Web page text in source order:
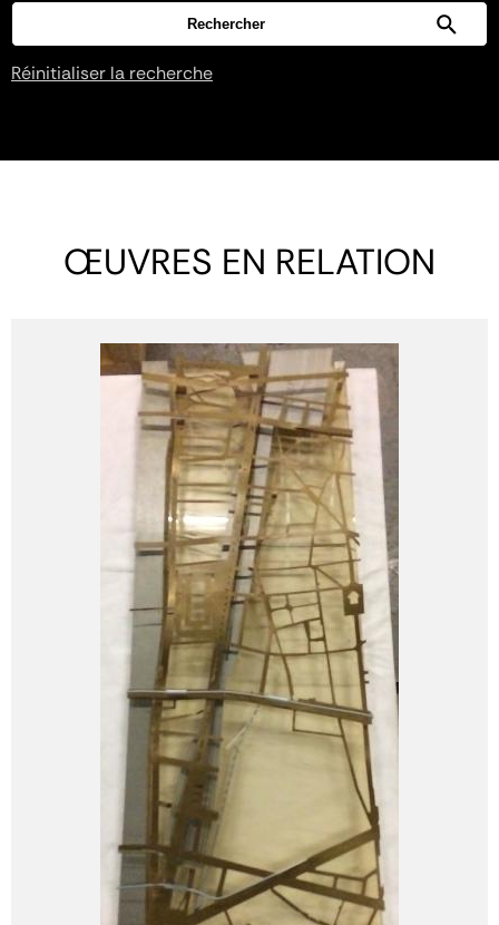
Réinitialiser la recherche
ŒUVRES EN RELATION